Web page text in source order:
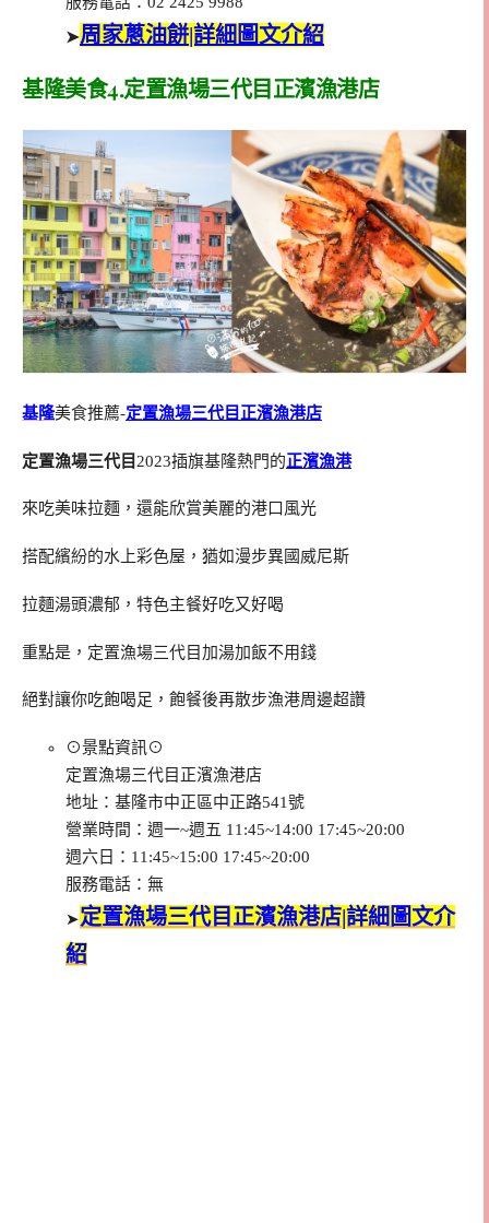
➤周家蔥油餅|詳細圖文介紹
基隆美食4.定置漁場三代目正濱漁港店
基隆美食推薦-定置漁場三代目正濱漁港店
定置漁場三代目 2023插旗基隆熱門的正濱漁港
來吃美味拉麵，還能欣賞美麗的港口風光
搭配繽紛的水上彩色屋，猶如漫步異國威尼斯
拉麵湯頭濃郁，特色主餐好吃又好喝
重點是，定置漁場三代目加湯加飯不用錢
絕對讓你吃飽喝足，飽餐後再散步漁港周邊超讚
⊙景點資訊⊙
定置漁場三代目正濱漁港店
地址：基隆市中正區中正路541號
營業時間：週一~週五 11:45~14:00 17:45~20:00
週六日：11:45~15:00 17:45~20:00
服務電話：無
➤定置漁場三代目正濱漁港店|詳細圖文介
紹